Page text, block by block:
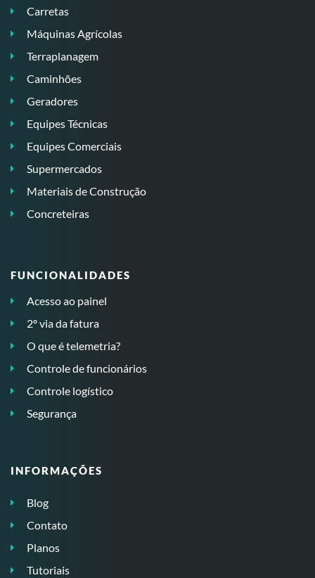
Carretas
Máquinas Agrícolas
Terraplanagem
Caminhões
Geradores
Equipes Técnicas
Equipes Comerciais
Supermercados
Materiais de Construção
Concreteiras
FUNCIONALIDADES
Acesso ao painel
2º via da fatura
O que é telemetria?
Controle de funcionários
Controle logístico
Segurança
INFORMAÇÕES
Blog
Contato
Planos
Tutoriais